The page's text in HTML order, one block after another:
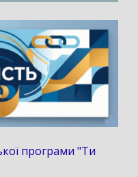
програми "Ти